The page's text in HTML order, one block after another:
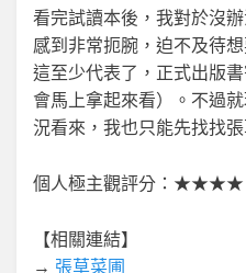
看完試讀本後，我對於沒
感到非常扼腕，迫不及待
這至少代表了，正式出版
會馬上拿起來看）。不過
況看來，我也只能先找找
個人極主觀評分：★★★★
【相關連結】
→ 張草菜圃